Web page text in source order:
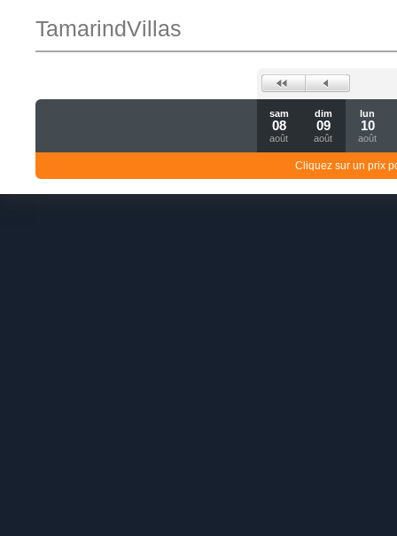
TamarindVillas
sam
08
août
dim
09
août
lun
10
août
Cliquez sur un prix